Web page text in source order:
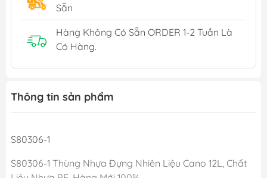
Sẵn
Hàng Không Có Sẵn ORDER 1-2 Tuần Là
Có Hàng.
Thông tin sản phẩm
S80306-1
S80306-1 Thùng Nhựa Đựng Nhiên Liệu Cano 12L, Chất